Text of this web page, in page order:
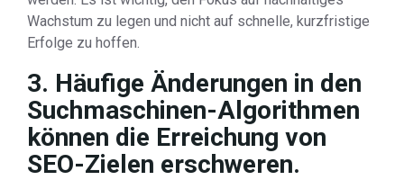
Wachstum zu legen und nicht auf schnelle, kurzfristige
Erfolge zu hoffen.
3. Häufige Änderungen in den
Suchmaschinen-Algorithmen
können die Erreichung von
SEO-Zielen erschweren.